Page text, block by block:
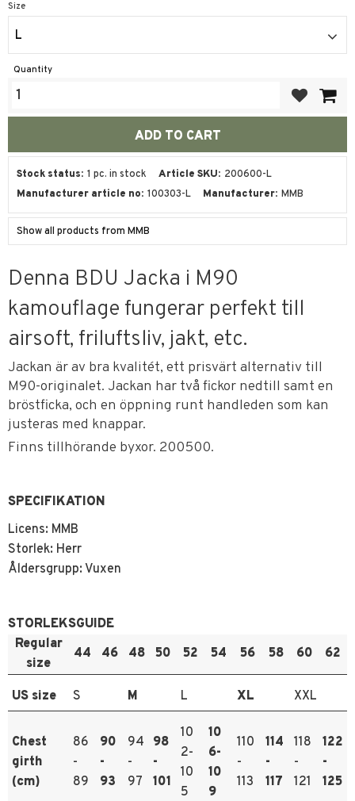
Size
L
Quantity
Stock status 1 pc. in stock Article SKU
200600-L
Manufacturer article no 100303-L Manufacturer MMB
Show all products from MMB
Denna BDU Jacka i M90
kamouflage fungerar perfekt till
airsoft, friluftsliv, jakt, etc.
Jackan är av bra kvalitét, ett prisvärt alternativ till
M90-originalet. Jackan har två fickor nedtill samt en
bröstficka, och en öppning runt handleden som kan
justeras med knappar.
Finns tillhörande byxor. 200500.
SPECIFIKATION
Licens: MMB
Storlek: Herr
Åldersgrupp: Vuxen
STORLEKSGUIDE
Regular
size
44 46 48 50 52 54 56 58 60 62
US size S M L XL XXL
Chest
girth
(cm)
86
-
89
90
-
93
94
-
97
98
-
101
10
2-
10
5
10
6-
10
9
110
-
113
114
-
117
118
-
121
122
-
125